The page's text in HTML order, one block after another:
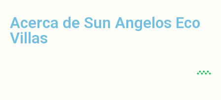
Acerca de Sun Angelos Eco
Villas